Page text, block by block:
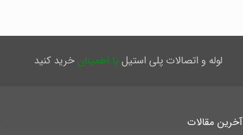
لوله و اتصالات پلی استیل با اطمینانخرید کنید
آخرین مقالات